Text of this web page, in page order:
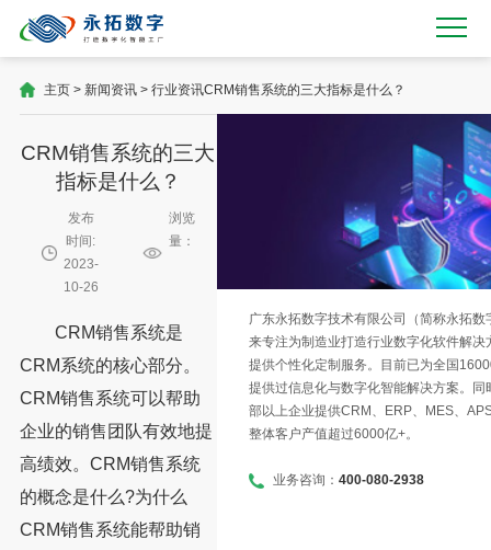
主页> 新闻资讯> 行业资讯CRM销售系统的三大指标是什么？
CRM销售系统的三大
指标是什么？
发布
时间:
2023-
10-26
浏览
量：
CRM销售系统是
CRM系统的核心部分。
CRM销售系统可以帮助
企业的销售团队有效地提
高绩效。CRM销售系统
的概念是什么?为什么
CRM销售系统能帮助销
广东永拓数字技术有限公司（简称永拓
来专注为制造业打造行业数字化软件解决
提供个性化定制服务。目前已为全国
提供过信息化与数字化智能解决方案。
部以上企业提供CRM、ERP、MES、
整体客户产值超过6000亿+。
业务咨询： 400-080-2938